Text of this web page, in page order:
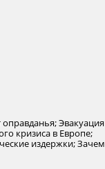
Эвакуация
кризиса в Европе;
издержки; Зачем